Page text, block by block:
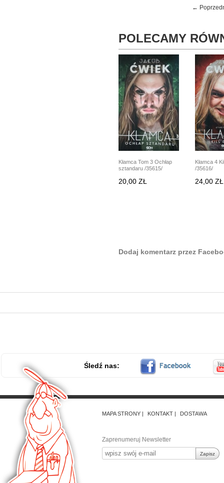
←
POLECAMY
Kłamca Tom 3 Ochłap
sztandaru /35615/
20,00 ZŁ
Kłamca 4
/35616/
24,00 ZŁ
Dodaj komentarz przez
Śledź nas:
MAPA STRONY KONTAKT DOSTAWA
Zaprenumeruj Newsletter